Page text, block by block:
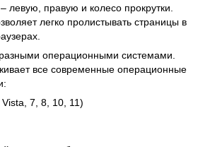
левую, правую и колесо прокрутки.
легко пролистывать страницы в
операционными системами.
все современные операционные
7, 8, 10, 11)